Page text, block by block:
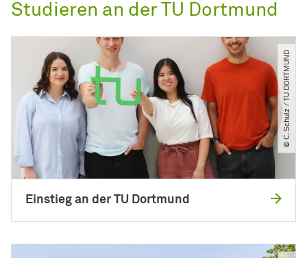
Studieren an der TU Dortmund
© C. Schulz ​/​ TU DORTMUND
Einstieg an der TU Dortmund